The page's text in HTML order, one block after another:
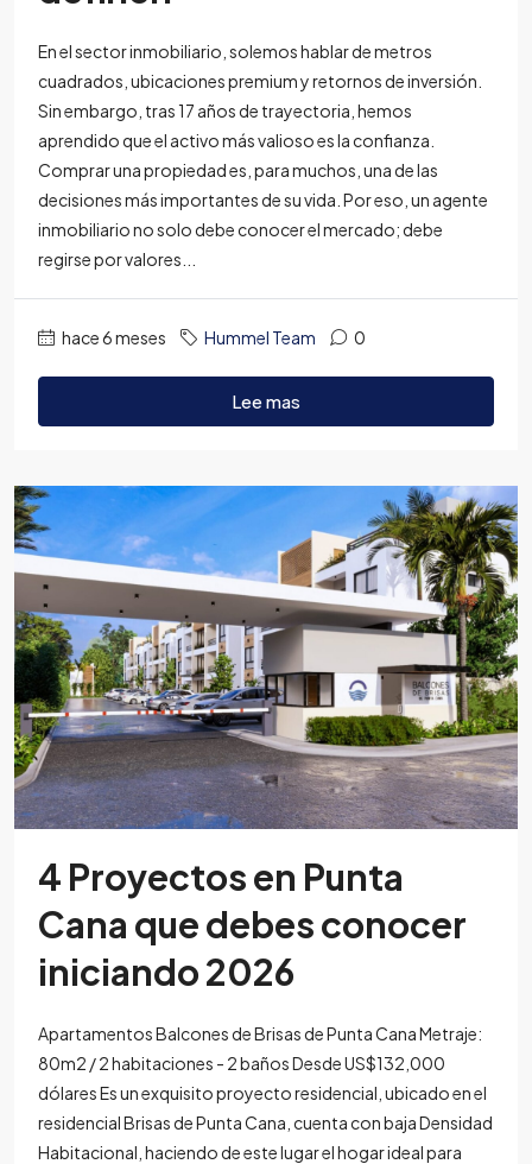
En el sector inmobiliario, solemos hablar de metros
cuadrados, ubicaciones premium y retornos de inversión.
Sin embargo, tras 17 años de trayectoria, hemos
aprendido que el activo más valioso es la confianza.
Comprar una propiedad es, para muchos, una de las
decisiones más importantes de su vida. Por eso, un agente
inmobiliario no solo debe conocer el mercado; debe
regirse por valores...
hace 6 meses Hummel Team 0
Lee mas
4 Proyectos en Punta
Cana que debes conocer
iniciando 2026
Apartamentos Balcones de Brisas de Punta Cana Metraje:
80m2 / 2 habitaciones - 2 baños Desde US$132,000
dólares Es un exquisito proyecto residencial, ubicado en el
residencial Brisas de Punta Cana, cuenta con baja Densidad
Habitacional, haciendo de este lugar el hogar ideal para